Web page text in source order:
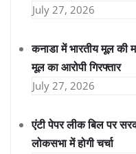
July 27, 2026
कनाडा में भारतीय मूल की
मूल का आरोपी गिरफ्तार
July 27, 2026
एंटी पेपर लीक बिल पर
लोकसभा में होगी चर्चा